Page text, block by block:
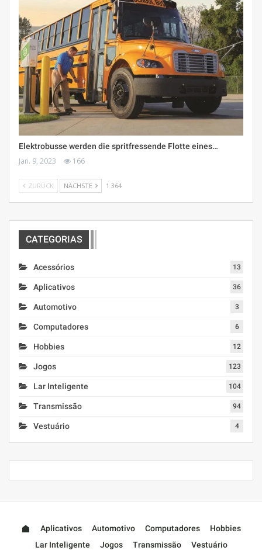
Elektrobusse werden die spritfressende Flotte eines…
Jan. 9, 2023 166
ZURÜCK NÄCHSTE 1 364
CATEGORIAS
Acessórios 13
Aplicativos 36
Automotivo 3
Computadores 6
Hobbies 12
Jogos 123
Lar Inteligente 104
Transmissão 94
Vestuário 4
Aplicativos Automotivo Computadores
Hobbies
Lar Inteligente
Jogos Transmissão Vestuário